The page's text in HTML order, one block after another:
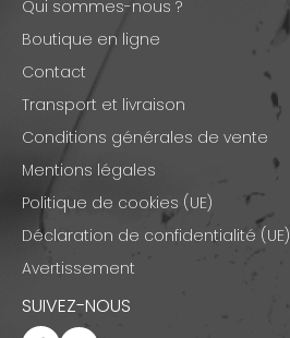
Qui sommes-nous ?
Boutique en ligne
Contact
Transport et livraison
Conditions générales de vente
Mentions légales
Politique de cookies (UE)
Déclaration de confidentialité (UE)
Avertissement
SUIVEZ-NOUS